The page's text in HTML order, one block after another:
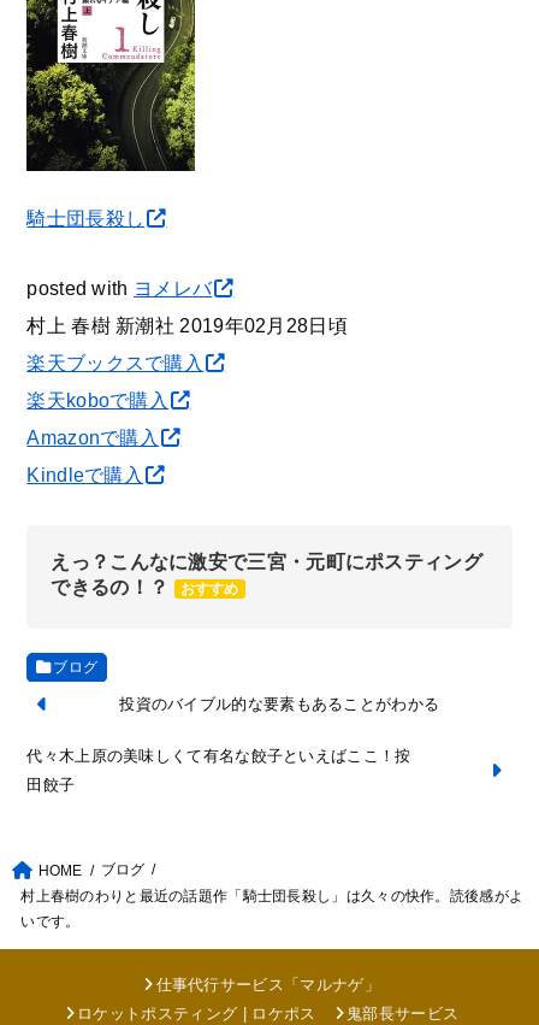
騎士団長殺し
posted with ヨメレバ
村上 春樹 新潮社 2019年02月28日頃
楽天ブックスで購入
楽天koboで購入
Amazonで購入
Kindleで購入
えっ？こんなに激安で三宮・元町にポスティング
できるの！？
おすすめ
ブログ
投資のバイブル的な要素もあることがわかる
代々木上原の美味しくて有名な餃子といえばここ！按
田餃子
HOME
ブログ
村上春樹のわりと最近の話題作「騎士団長殺し」は久々の快作。読後感がよ
いです。
仕事代行サービス「マルナゲ」
ロケットポスティング | ロケポス
鬼部長サービス